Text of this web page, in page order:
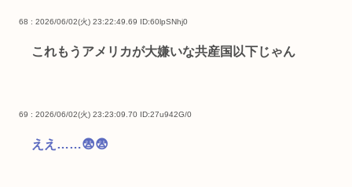
68 : 2026/06/02(火) 23:22:49.69 ID:60lpSNhj0
これもうアメリカが大嫌いな共産国以下じゃん
69 : 2026/06/02(火) 23:23:09.70 ID:27u942G/0
ええ……😨😨